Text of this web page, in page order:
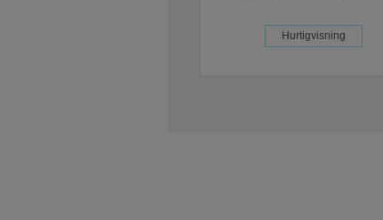
Hurtigvisning